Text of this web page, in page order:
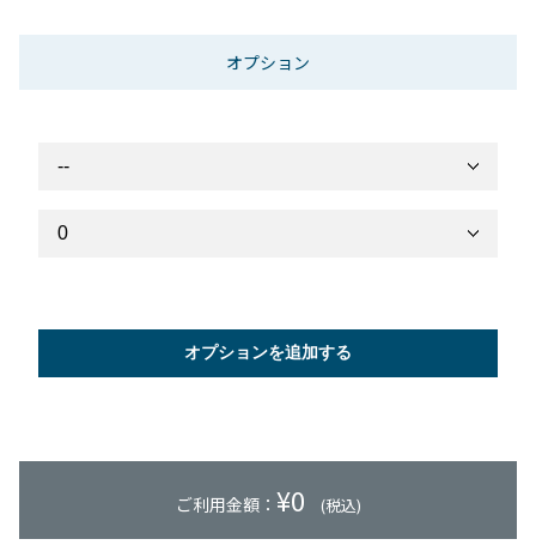
オプション
オプションを追加する
ご利用金額： ¥0 (税込)